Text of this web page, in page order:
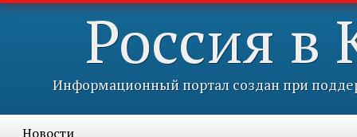
Россия в
Информационный портал создан при
Новости